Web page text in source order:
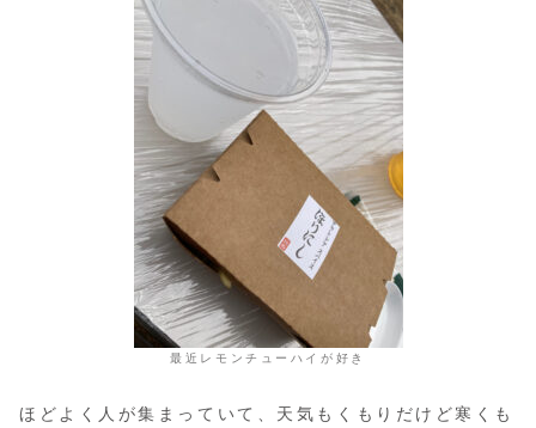
最近レモンチューハイが好き
ほどよく人が集まっていて、天気もくもりだけど寒くも